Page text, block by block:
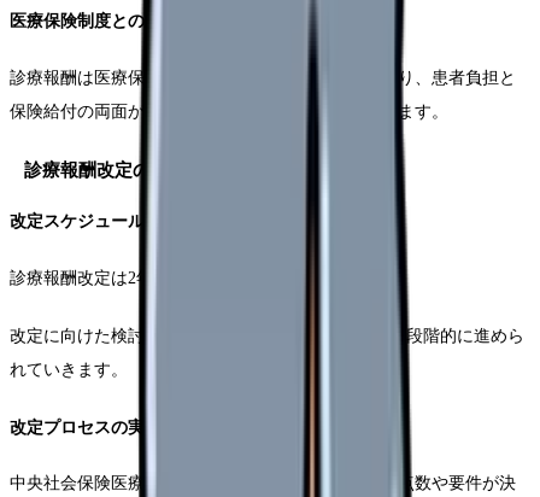
医療保険制度との関連性
診療報酬は医療保険制度を基盤として成り立っており、患者負担と
保険給付の両面から医療サービスの提供を支えています。
診療報酬改定の仕組み
改定スケジュール
診療報酬改定は2年に1回実施されます。
改定に向けた検討は、実施の約1年前から開始され、段階的に進めら
れていきます。
改定プロセスの実際
中央社会保険医療協議会での議論を経て、具体的な点数や要件が決